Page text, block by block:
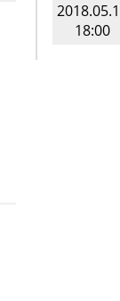
18:00